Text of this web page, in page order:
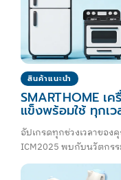
สินค้าแนะนำ
SMARTHOME เ
แข็งพร้อมใช้ ทุกเว
อัปเกรดทุกช่วงเวลาของ
ICM2025 พบกับนวัตกร